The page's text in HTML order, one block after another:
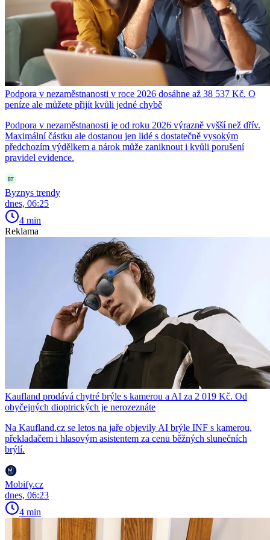
Podpora v nezaměstnanosti v roce 2026 dosáhne až 38 537 Kč. O
peníze ale můžete přijít kvůli jedné chybě
Podpora v nezaměstnanosti je od roku 2026 výrazně vyšší než dřív.
Maximální částku ale dostanou jen lidé s dostatečně vysokým
předchozím výdělkem a nárok může zaniknout i kvůli porušení
pravidel evidence.
Byznys trendy
dnes, 06:25
4 min
Reklama
Kaufland prodává chytré brýle s kamerou a AI za 2 019 Kč. Od
obyčejných dioptrických je nerozeznáte
Na Kaufland.cz se letos na jaře objevily AI brýle INF s kamerou,
překladačem i hlasovým asistentem za cenu běžných slunečních
brýlí.
Mobify.cz
dnes, 06:23
4 min